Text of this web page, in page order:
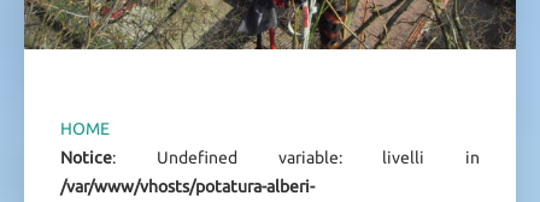
HOME
Notice: Undefined variable: livelli in
/var/www/vhosts/potatura-alberi-